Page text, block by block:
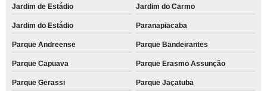
Jardim de Estádio Jardim do Carmo
Jardim do Estádio Paranapiacaba
Parque Andreense Parque Bandeirantes
Parque Capuava Parque Erasmo Assunção
Parque Gerassi Parque Jaçatuba